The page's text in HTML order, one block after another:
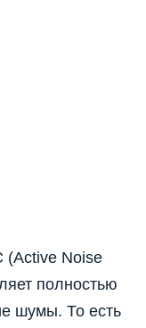
(Active Noise
полностью
шумы. То есть